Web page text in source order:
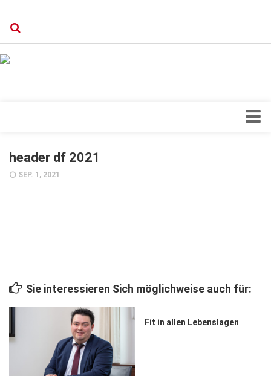
Forschung
Forum Gesundheit
Allgemein
header df 2021
SEP. 1, 2021
Sie interessieren Sich möglichweise auch für:
Fit in allen Lebenslagen